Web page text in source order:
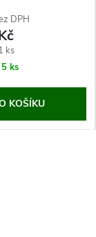
DPH
ks
5 ks
KOŠÍKU